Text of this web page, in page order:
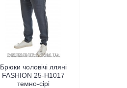
Брюки чоловічі лляні
FASHION 25-H1017
темно-сірі